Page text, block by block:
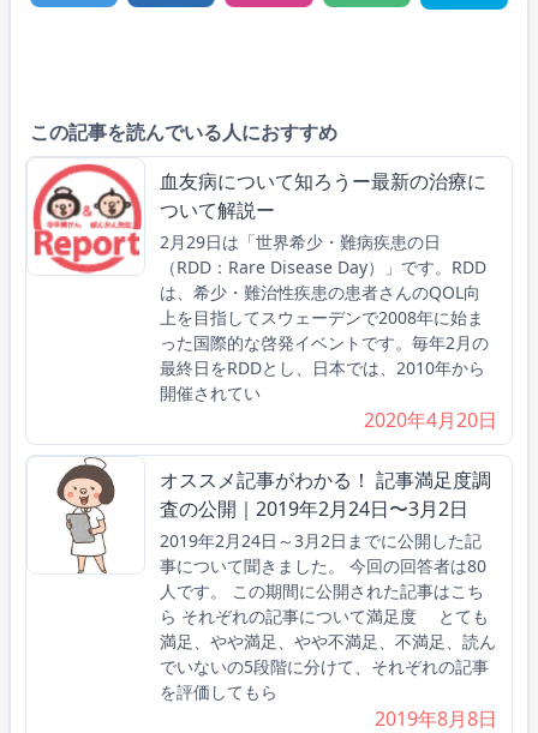
この記事を読んでいる人におすすめ
血友病について知ろうー最新の治療に
ついて解説ー
2月29日は「世界希少・難病疾患の日
（RDD：Rare Disease Day）」です。RDD
は、希少・難治性疾患の患者さんのQOL向
上を目指してスウェーデンで2008年に始ま
った国際的な啓発イベントです。毎年2月の
最終日をRDDとし、日本では、2010年から
開催されてい
2020年4月20日
オススメ記事がわかる！ 記事満足度調
査の公開｜2019年2月24日〜3月2日
2019年2月24日～3月2日までに公開した記
事について聞きました。 今回の回答者は80
人です。 この期間に公開された記事はこち
ら それぞれの記事について満足度 とても
満足、やや満足、やや不満足、不満足、読ん
でいないの5段階に分けて、それぞれの記事
を評価してもら
2019年8月8日